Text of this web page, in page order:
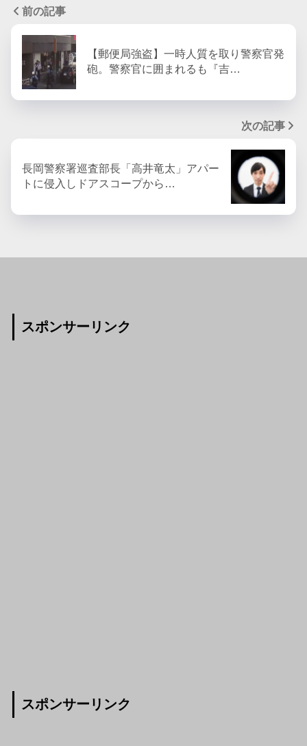
前の記事
【郵便局強盗】一時人質を取り警察官発
砲。警察官に囲まれるも『吉…
次の記事
長岡警察署巡査部長「高井竜太」アパー
トに侵入しドアスコープから…
スポンサーリンク
スポンサーリンク